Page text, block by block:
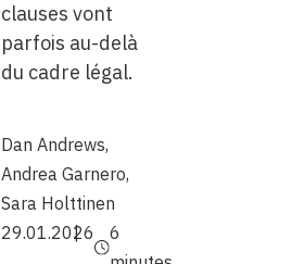
clauses vont
parfois au-delà
du cadre légal.
Dan Andrews,
Andrea Garnero,
Sara Holttinen
29.01.2026
6